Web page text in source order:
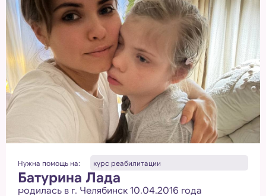
Нужна помощь на: курс реабилитации
Батурина Лада
родилась в г. Челябинск 10.04.2016 года